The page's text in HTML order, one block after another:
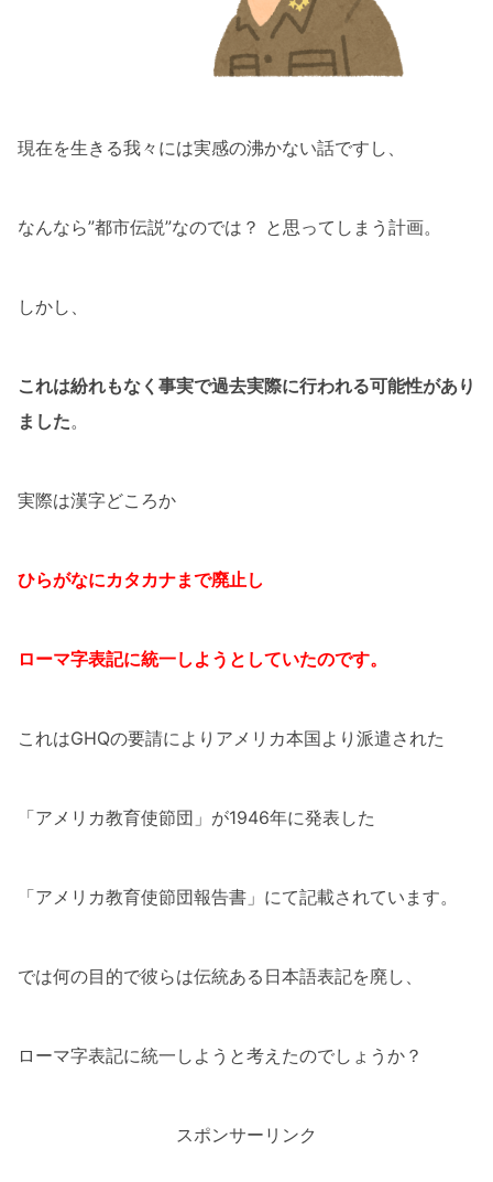
現在を生きる我々には実感の沸かない話ですし、
なんなら”都市伝説”なのでは？ と思ってしまう計画。
しかし、
これは紛れもなく事実で過去実際に行われる可能性があり
ました。
実際は漢字どころか
ひらがなにカタカナまで廃止し
ローマ字表記に統一しようとしていたのです。
これはGHQの要請によりアメリカ本国より派遣された
「アメリカ教育使節団」が1946年に発表した
「アメリカ教育使節団報告書」にて記載されています。
では何の目的で彼らは伝統ある日本語表記を廃し、
ローマ字表記に統一しようと考えたのでしょうか？
スポンサーリンク